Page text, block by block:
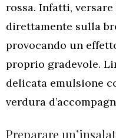
rossa. Infatti,
direttamente sulla
provocando un
proprio gradevole.
delicata emulsione
verdura
Preparare